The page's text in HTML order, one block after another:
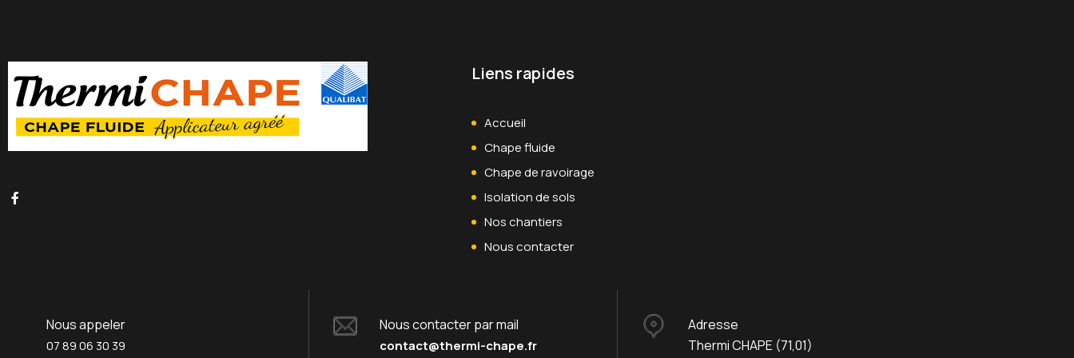
Liens rapides
Accueil
Chape fluide
Chape de ravoirage
Isolation de sols
Nos chantiers
Nous contacter
Nous appeler
07 89 06 30 39
Nous contacter par mail
contact@thermi-chape.fr
Adresse
Thermi CHAPE (71,01)